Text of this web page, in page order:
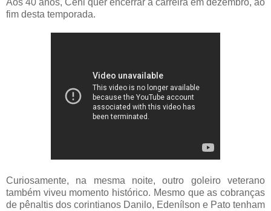
Aos 40 anos, Ceni quer encerrar a carreira em dezembro, ao
fim desta temporada.
Curiosamente, na mesma noite, outro goleiro veterano
também viveu momento histórico. Mesmo que as cobranças
de pênaltis dos corintianos Danilo, Edenílson e Pato tenham